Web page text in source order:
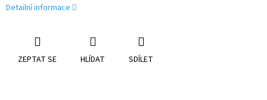
Detailní informace
ZEPTAT SE HLÍDAT SDÍLET